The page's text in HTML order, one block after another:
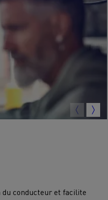
conducteur et facilite